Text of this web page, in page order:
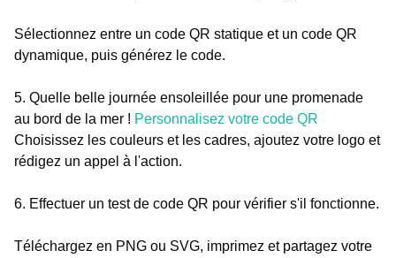
Sélectionnez entre un code QR statique et un code QR
dynamique, puis générez le code.
5. Quelle belle journée ensoleillée pour une promenade
au bord de la mer ! Personnalisez votre code QR
Choisissez les couleurs et les cadres, ajoutez votre logo et
rédigez un appel à l'action.
6. Effectuer un test de code QR pour vérifier s'il fonctionne.
Téléchargez en PNG ou SVG, imprimez et partagez votre